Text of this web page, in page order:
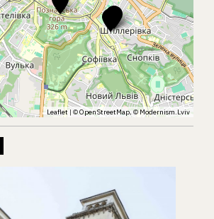
Leaflet | ©OpenStreetMap, ©Modernism.Lviv